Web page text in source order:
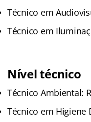
Técnico em
Técnico em
Nível técnico
Técnico Ambiental:
Técnico em Higiene